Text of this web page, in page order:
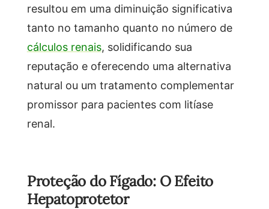
resultou em uma diminuição significativa
tanto no tamanho quanto no número de
cálculos renais, solidificando sua
reputação e oferecendo uma alternativa
natural ou um tratamento complementar
promissor para pacientes com litíase
renal.
Proteção do Fígado: O Efeito
Hepatoprotetor